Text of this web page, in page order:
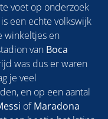
voet op onderzoek
een echte volkswijk
winkeltjes en
van Boca
was dus er waren
je veel
en op een aantal
ofMaradona